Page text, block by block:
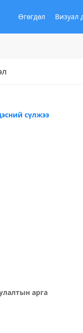
Өгөгдөл Визуал
сүлжээ
арга